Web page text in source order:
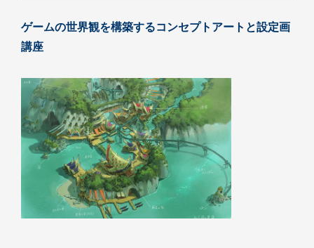
ゲームの世界観を構築するコンセプトアートと設定画
講座